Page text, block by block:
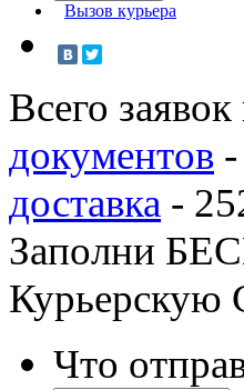
Вызов курьера
Всего
документов -
доставка -
Заполни
Курьерскую
Что